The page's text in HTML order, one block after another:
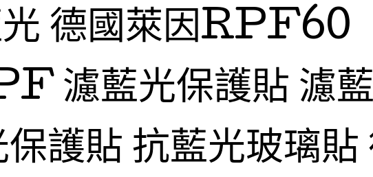
德國萊因RPF60
濾藍光保護貼 濾
護貼 抗藍光玻璃貼